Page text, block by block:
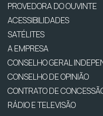
PROVEDORA DO OUVINTE
ACESSIBILIDADES
SATÉLITES
A EMPRESA
CONSELHO GERAL
CONSELHO DE OPINIÃO
CONTRATO DE
RÁDIO E TELEVISÃO